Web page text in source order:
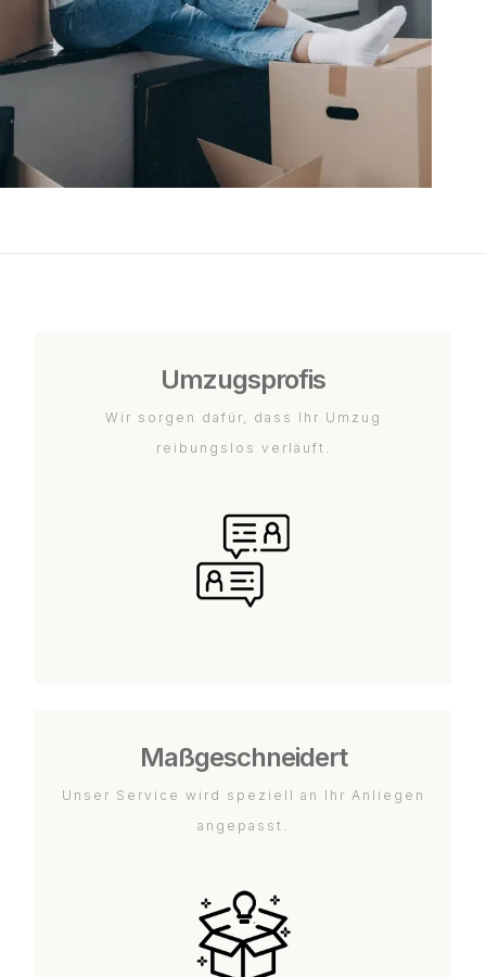
Umzugsprofis
Wir sorgen dafür, dass Ihr Umzug
reibungslos verläuft.
Maßgeschneidert
Unser Service wird speziell an Ihr Anliegen
angepasst.